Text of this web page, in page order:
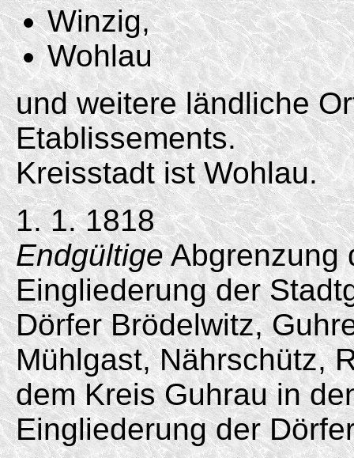
Winzig,
Wohlau
und weitere ländliche
Etablissements.
Kreisstadt ist Wohlau.
1. 1. 1818
EndgültigeAbgrenzung
Eingliederung der
Dörfer Brödelwitz,
Mühlgast, Nährschütz,
dem Kreis Guhrau in
Eingliederung der